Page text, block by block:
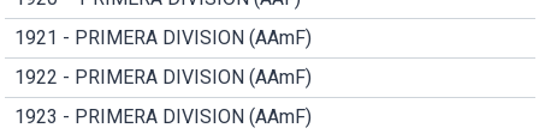
1921 - PRIMERA DIVISION (AAmF)
1922 - PRIMERA DIVISION (AAmF)
1923 - PRIMERA DIVISION (AAmF)